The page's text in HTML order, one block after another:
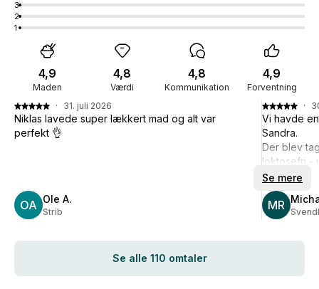
3
2
1
Maden
4,9
Værdi
4,8
Kommunikation
4,8
Forventning
4,9
OA Ole A.
Strib
· 31. juli 2026
Niklas lavede super lækkert mad og alt var
perfekt 👌
MR
·
Vi havde
Sandra.
Der blev
loktosefri -
udtrykket.
Dejlig
Der
servering!
Se mere
Se alle 110 omtaler